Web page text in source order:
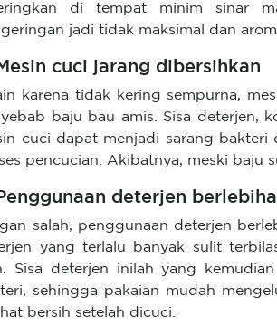
di tempat minim sinar
jadi tidak maksimal dan
cuci jarang dibersihkan
karena tidak kering sempurna,
baju bau amis. Sisa deterjen,
cuci dapat menjadi sarang bakteri
pencucian. Akibatnya, meski baju
deterjen
salah, penggunaan deterjen
yang terlalu banyak sulit
Sisa deterjen inilah yang
sehingga pakaian mudah
bersih setelah dicuci.